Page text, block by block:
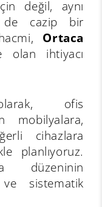
değil, aynı
de cazip bir
Ortaca
olan ihtiyacı
ofis
mobilyalara,
cihazlara
planlıyoruz.
düzeninin
ve sistematik